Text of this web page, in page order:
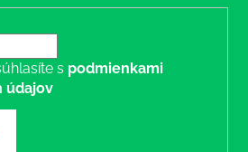
s podmienkami
údajov